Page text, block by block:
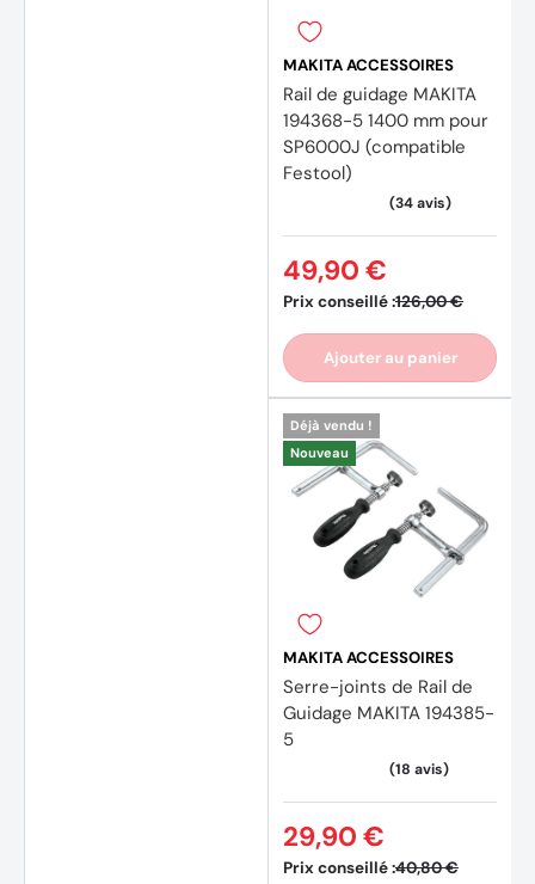
MAKITA ACCESSOIRES
Rail de guidage MAKITA
194368-5 1400 mm pour
SP6000J (compatible
Festool)
Prix conseillé :126,00 €
49,90 €
Ajouter au panier
Déjà vendu !
Nouveau
MAKITA ACCESSOIRES
Serre-joints de Rail de
Guidage MAKITA 194385-
5
Prix conseillé :40,80 €
29,90 €